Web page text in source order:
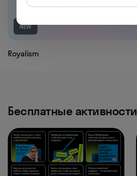
NEW
Royalism
Бесплатные активности